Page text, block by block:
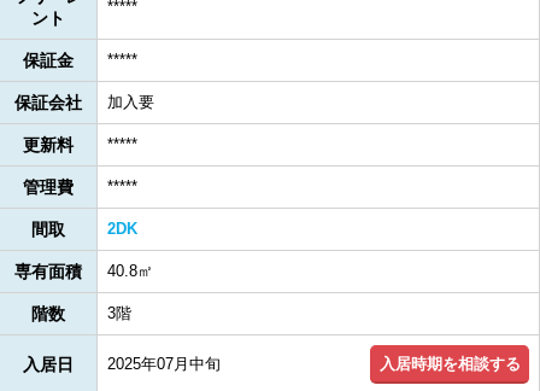
ント
*****
保証金 *****
保証会社 加入要
更新料 *****
管理費 *****
間取 2DK
専有面積 40.8㎡
階数 3階
入居日 2025年07月中旬 入居時期を相談する